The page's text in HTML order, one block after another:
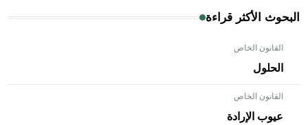
البحوث الأكثر قراءة
القانون الخاص
الحلول
القانون الخاص
عيوب الإرادة